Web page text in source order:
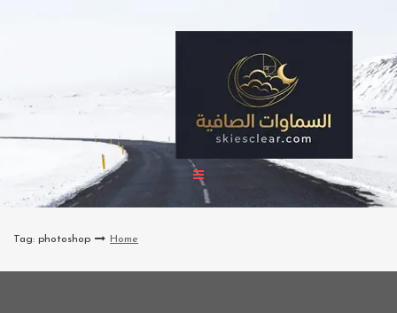
Home
Tag: photoshop